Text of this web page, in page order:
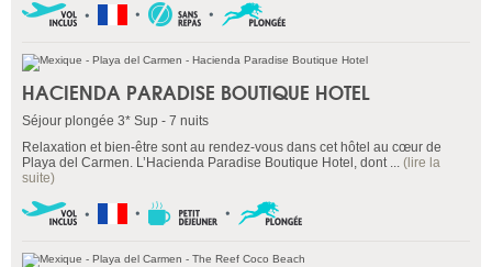
HACIENDA PARADISE BOUTIQUE HOTEL
Séjour plongée 3* Sup - 7 nuits
Relaxation et bien-être sont au rendez-vous dans cet hôtel au cœur de
Playa del Carmen. L’Hacienda Paradise Boutique Hotel, dont ... (lire la
suite)